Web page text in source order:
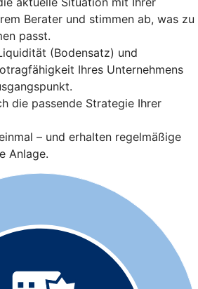
Berater und stimmen ab, was zu
passt.
(Bodensatz) und
Ihres Unternehmens
die passende Strategie Ihrer
– und erhalten regelmäßige
Anlage.